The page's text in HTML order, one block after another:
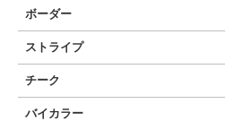
ボーダー
ストライプ
チーク
バイカラー